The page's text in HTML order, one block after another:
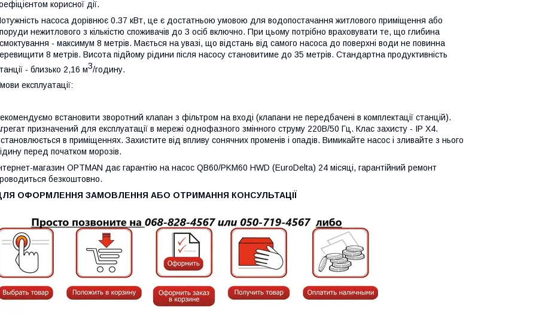
корисної дії.
насоса дорівнює 0.37 кВт, це є достатньою умовою для водопостачання житлового приміщення або
нежитлового з кількістю споживачів до 3 осіб включно. При цьому потрібно враховувати те, що глибина
- максимум 8 метрів. Мається на увазі, що відстань від самого насоса до поверхні води не повинна
8 метрів. Висота підйому рідини після насосу становитиме до 35 метрів. Стандартна продуктивність
- близько 2,16 м3/годину.
експлуатації:
встановити зворотний клапан з фільтром на вході (клапани не передбачені в комплектації станцій).
призначений для експлуатації в мережі однофазного змінного струму 220В/50 Гц. Клас захисту - IP X4.
в приміщеннях. Захистите від впливу сонячних променів і опадів. Вимикайте насос і зливайте з нього
перед початком морозів.
магазин OPTMAN дає гарантію на насос QB60/PKM60 HWD (EuroDelta) 24 місяці, гарантійний ремонт
безкоштовно.
ОФОРМЛЕННЯ ЗАМОВЛЕННЯ АБО ОТРИМАННЯ КОНСУЛЬТАЦІЇ